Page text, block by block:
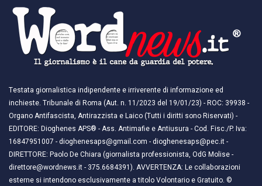
Testata giornalistica indipendente e irriverente di informazione ed
inchieste. Tribunale di Roma (Aut. n. 11/2023 del 19/01/23) - ROC: 39938 -
Organo Antifascista, Antirazzista e Laico (Tutti i diritti sono Riservati) -
EDITORE: Dioghenes APS® - Ass. Antimafie e Antiusura - Cod. Fisc./P. Iva:
16847951007 - dioghenesaps@gmail.com - dioghenesaps@pec.it - ​​
DIRETTORE: Paolo De Chiara (giornalista professionista, OdG Molise -
direttore@wordnews.it - ​​375.6684391). AVVERTENZA: Le collaborazioni
esterne si intendono esclusivamente a titolo Volontario e Gratuito. ©